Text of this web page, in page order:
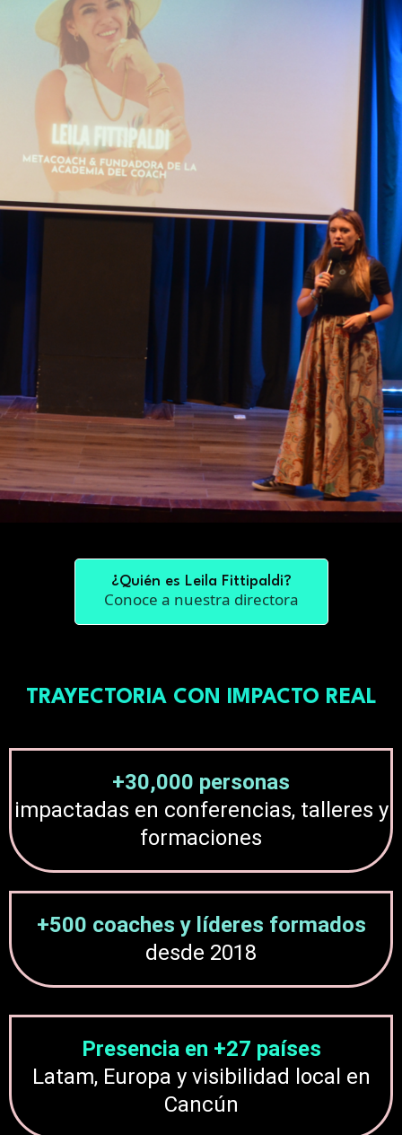
¿Quién es Leila Fittipaldi?
Conoce a nuestra directora
TRAYECTORIA CON IMPACTO REAL
+30,000 personas
impactadas en conferencias, talleres y
formaciones
+500 coaches y líderes formados
desde 2018
Presencia en +27 países
Latam, Europa y visibilidad local en
Cancún